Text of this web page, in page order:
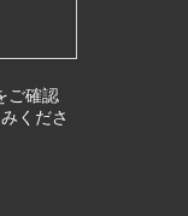
ご確認
くださ